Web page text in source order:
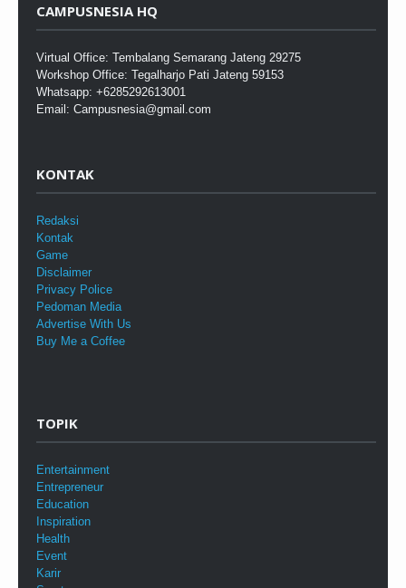
CAMPUSNESIA HQ
Virtual Office: Tembalang Semarang Jateng 29275
Workshop Office: Tegalharjo Pati Jateng 59153
Whatsapp: +6285292613001
Email: Campusnesia@gmail.com
KONTAK
Redaksi
Kontak
Game
Disclaimer
Privacy Police
Pedoman Media
Advertise With Us
Buy Me a Coffee
TOPIK
Entertainment
Entrepreneur
Education
Inspiration
Health
Event
Karir